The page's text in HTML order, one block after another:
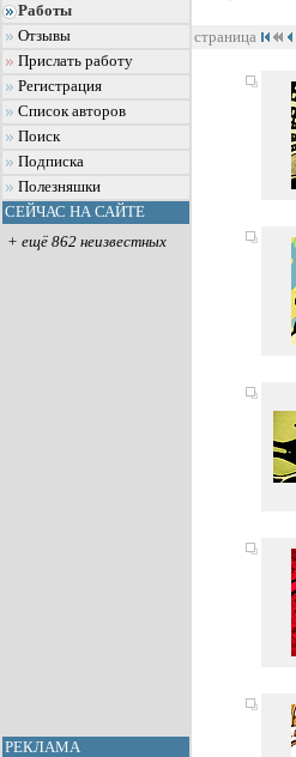
Работы
Отзывы
Прислать работу
Регистрация
Список авторов
Поиск
Подписка
Полезняшки
СЕЙЧАС НА САЙТЕ
+ ещё 862 неизвестных
РЕКЛАМА
страница